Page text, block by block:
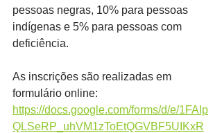
pessoas negras, 10% para pessoas
indígenas e 5% para pessoas com
deficiência.
As inscrições são realizadas em
formulário online:
https://docs.google.com/forms/d/e/1FAIp
QLSeRP_uhVM1zToEtQGVBF5UIKxR